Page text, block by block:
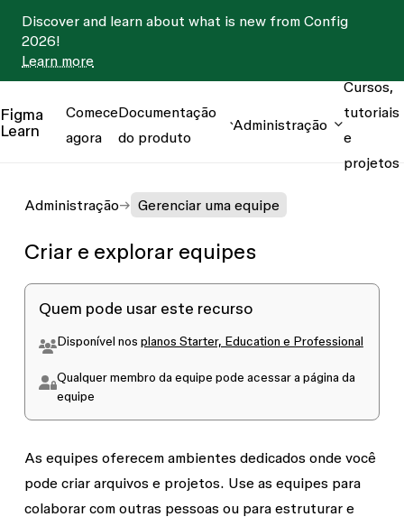
Discover and learn about what is new from Config
2026!
Learn more
Figma
Learn
Comece
agora
Documentação
do produto
Administração
Cursos,
tutoriais
e
projetos
Administração Gerenciar uma equipe
Criar e explorar equipes
Quem pode usar este recurso
Disponível nos planos Starter, Education e Professional
Qualquermembro da equipe pode acessar a página da
equipe
As equipes oferecem ambientes dedicados onde você
pode criar arquivos e projetos. Use as equipes para
colaborar com outras pessoas ou para estruturar e